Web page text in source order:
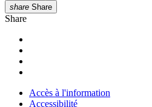
share Share
Share
Accès à l'information
Accessibilité